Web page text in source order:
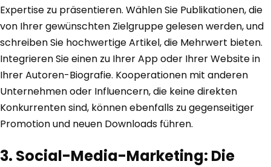
Expertise zu präsentieren. Wählen Sie Publikationen, die
von Ihrer gewünschten Zielgruppe gelesen werden, und
schreiben Sie hochwertige Artikel, die Mehrwert bieten.
Integrieren Sie einen zu Ihrer App oder Ihrer Website in
Ihrer Autoren-Biografie. Kooperationen mit anderen
Unternehmen oder Influencern, die keine direkten
Konkurrenten sind, können ebenfalls zu gegenseitiger
Promotion und neuen Downloads führen.
3. Social-Media-Marketing: Die